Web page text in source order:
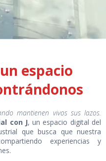
espacio
mantienen vivos sus lazos.
con J, un espacio digital del
que busca que nuestra
experiencias y